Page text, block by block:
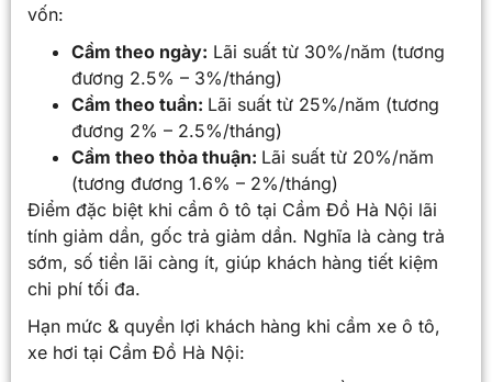
vốn:
Cầm theo ngày: Lãi suất từ 30%/năm (tương
đương 2.5% – 3%/tháng)
Cầm theo tuần: Lãi suất từ 25%/năm (tương
đương 2% – 2.5%/tháng)
Cầm theo thỏa thuận: Lãi suất từ 20%/năm
(tương đương 1.6% – 2%/tháng)
Điểm đặc biệt khi cầm ô tô tại Cầm Đồ Hà Nội lãi
tính giảm dần, gốc trả giảm dần. Nghĩa là càng trả
sớm, số tiền lãi càng ít, giúp khách hàng tiết kiệm
chi phí tối đa.
Hạn mức & quyền lợi khách hàng khi cầm xe ô tô,
xe hơi tại Cầm Đồ Hà Nội: